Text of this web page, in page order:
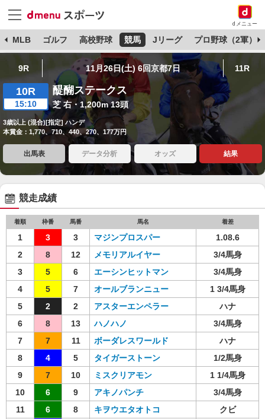
dメニュー
MLB ゴルフ 高校野球 競馬 Jリーグ プロ野球（2軍）
9R 11月26日(土) 6回京都7日 11R
10R
15:10
醍醐ステークス
芝 右・1,200m 13頭
3歳以上 (混合)[指定] ハンデ
本賞金：1,770、710、440、270、177万円
出馬表 データ分析 オッズ 結果
競走成績
着順 枠番 馬番 馬名 着差
1 3 3 マジンプロスパー
1.08.6
2
8 12 メモリアルイヤー
3/4馬身
3
5 6 エーシンヒットマン
3/4馬身
4
5 7 オールブランニュー
1 3/4馬身
5
2 2 アスターエンペラー
ハナ
6
8 13 ハノハノ
3/4馬身
7
7 11 ボーダレスワールド
ハナ
8
4 5 タイガーストーン
1/2馬身
9
7 10 ミスクリアモン
1 1/4馬身
10
6 9 アキノパンチ
3/4馬身
11
6 8 キヲウエタオトコ
クビ